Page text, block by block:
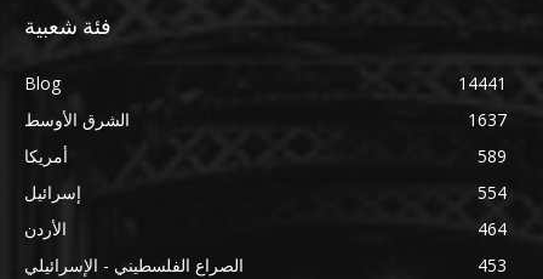
فئة شعبية
Blog
14441
الشرق الأوسط
1637
أمريكا
589
إسرائيل
554
الأردن
464
الصراع الفلسطيني - الإسرائيلي
453